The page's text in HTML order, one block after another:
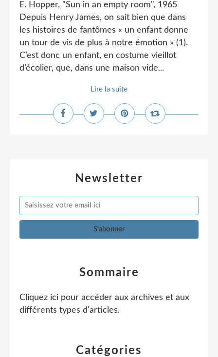
E. Hopper, "Sun in an empty room", 1965
Depuis Henry James, on sait bien que dans
les histoires de fantômes « un enfant donne
un tour de vis de plus à notre émotion » (1).
C’est donc un enfant, en costume vieillot
d’écolier, que, dans une maison vide...
Lire la suite
Newsletter
Catégories
Sommaire
Cliquez ici pour accéder aux archives et aux
différents types d'articles.